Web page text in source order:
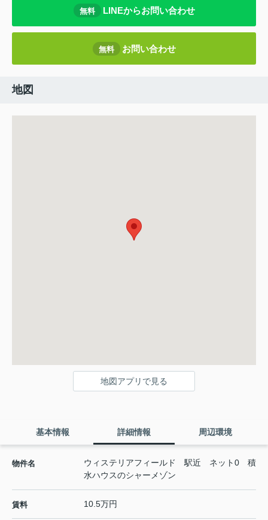
無料 LINEからお問い合わせ
無料 お問い合わせ
地図
地図アプリで見る
基本情報 詳細情報 周辺環境
物件名
ウィステリアフィールド 駅近 ネット0 積
水ハウスのシャーメゾン
賃料 10.5万円